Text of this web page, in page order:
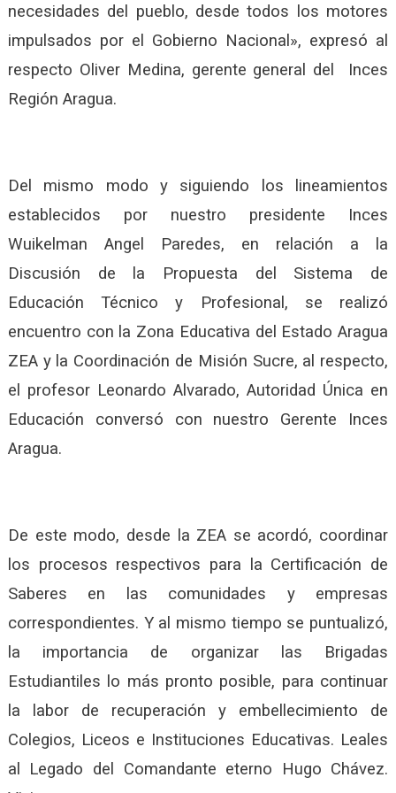
necesidades del pueblo, desde todos los motores
impulsados por el Gobierno Nacional», expresó al
respecto Oliver Medina, gerente general del Inces
Región Aragua.
Del mismo modo y siguiendo los lineamientos
establecidos por nuestro presidente Inces
Wuikelman Angel Paredes, en relación a la
Discusión de la Propuesta del Sistema de
Educación Técnico y Profesional, se realizó
encuentro con la Zona Educativa del Estado Aragua
ZEA y la Coordinación de Misión Sucre, al respecto,
el profesor Leonardo Alvarado, Autoridad Única en
Educación conversó con nuestro Gerente Inces
Aragua.
De este modo, desde la ZEA se acordó, coordinar
los procesos respectivos para la Certificación de
Saberes en las comunidades y empresas
correspondientes. Y al mismo tiempo se puntualizó,
la importancia de organizar las Brigadas
Estudiantiles lo más pronto posible, para continuar
la labor de recuperación y embellecimiento de
Colegios, Liceos e Instituciones Educativas. Leales
al Legado del Comandante eterno Hugo Chávez.